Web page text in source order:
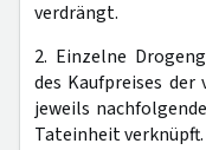
verdrängt.
2. Einzelne
des Kaufpreises
jeweils
Tateinheit verknüpft.